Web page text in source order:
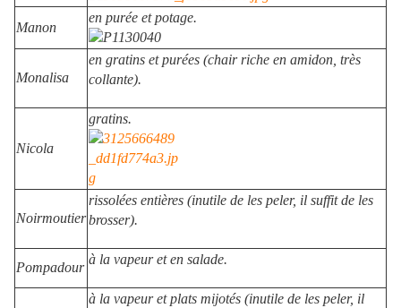
Manon
en purée et potage.
Monalisa
en gratins et purées (chair riche en amidon, très
collante).
Nicola
gratins.
Noirmoutier
rissolées entières (inutile de les peler, il suffit de les
brosser).
Pompadour
à la vapeur et en salade.
à la vapeur et plats mijotés (inutile de les peler, il